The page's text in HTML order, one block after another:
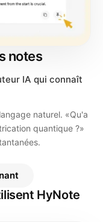
notes
IA qui connaît
naturel. «Qu'a
quantique ?»
HyNote